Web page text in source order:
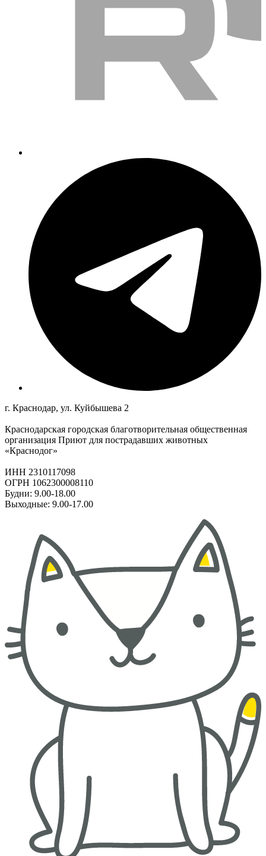
г. Краснодар, ул. Куйбышева 2
Краснодарская городская благотворительная общественная
организация Приют для пострадавших животных
«Краснодог»
ИНН 2310117098
ОГРН 1062300008110
Будни: 9.00-18.00
Выходные: 9.00-17.00